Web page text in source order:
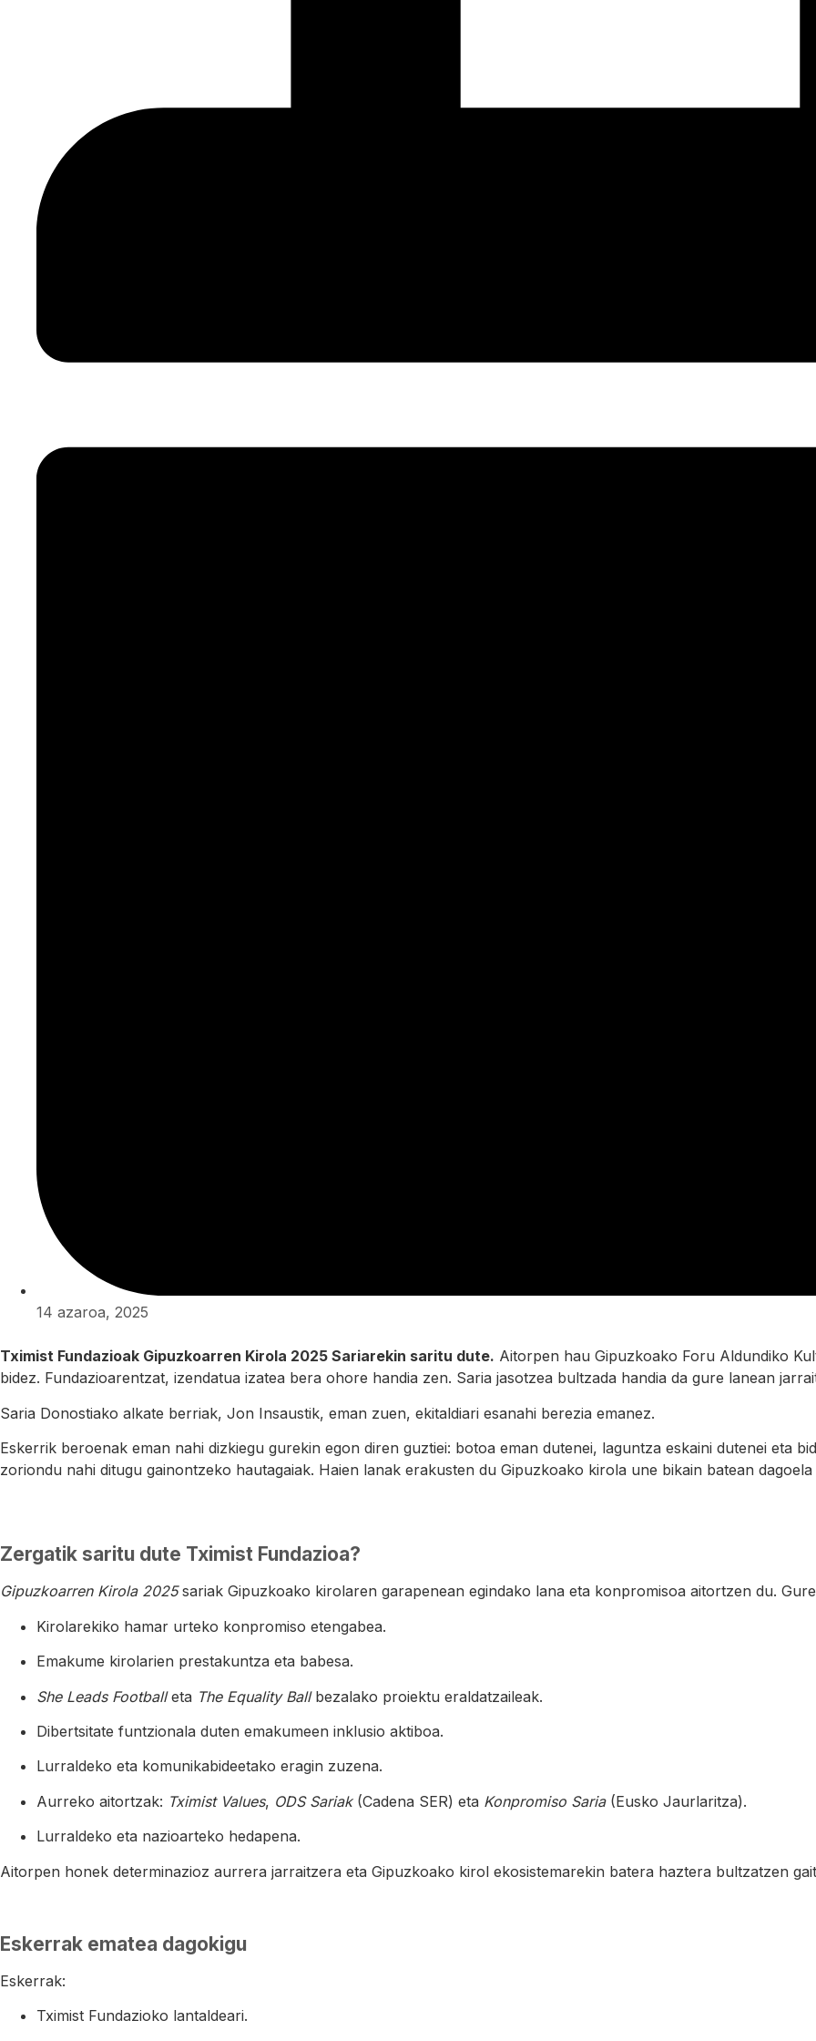
14 azaroa, 2025
Tximist Fundazioak Gipuzkoarren Kirola 2025 Sariarekin saritu dute. Aitorpen hau Gipuzkoako Foru Aldundiko
bidez. Fundazioarentzat, izendatua izatea bera ohore handia zen. Saria jasotzea bultzada handia da gure lanean
Saria Donostiako alkate berriak, Jon Insaustik, eman zuen, ekitaldiari esanahi berezia emanez.
Eskerrik beroenak eman nahi dizkiegu gurekin egon diren guztiei: botoa eman dutenei, laguntza eskaini dutenei eta
zoriondu nahi ditugu gainontzeko hautagaiak. Haien lanak erakusten du Gipuzkoako kirola une bikain batean
Zergatik saritu dute Tximist Fundazioa?
Gipuzkoarren Kirola 2025sariak Gipuzkoako kirolaren garapenean egindako lana eta konpromisoa aitortzen du.
Kirolarekiko hamar urteko konpromiso etengabea.
Emakume kirolarien prestakuntza eta babesa.
She Leads Footballeta The Equality Ballbezalako proiektu eraldatzaileak.
Dibertsitate funtzionala duten emakumeen inklusio aktiboa.
Lurraldeko eta komunikabideetako eragin zuzena.
Aurreko aitortzak: Tximist Values, ODS Sariak(Cadena SER) eta Konpromiso Saria(Eusko Jaurlaritza).
Lurraldeko eta nazioarteko hedapena.
Aitorpen honek determinazioz aurrera jarraitzera eta Gipuzkoako kirol ekosistemarekin batera haztera bultzatzen
Eskerrak ematea dagokigu
Eskerrak:
Tximist Fundazioko lantaldeari.